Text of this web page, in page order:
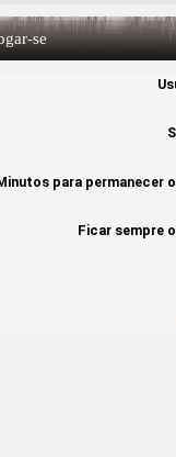
se
para permanecer
Ficar sempre